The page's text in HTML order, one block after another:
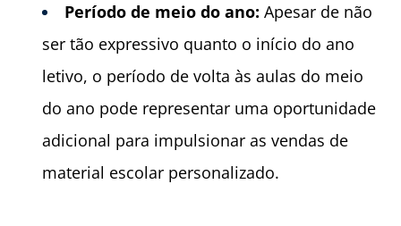
Período de meio do ano: Apesar de não
ser tão expressivo quanto o início do ano
letivo, o período de volta às aulas do meio
do ano pode representar uma oportunidade
adicional para impulsionar as vendas de
material escolar personalizado.